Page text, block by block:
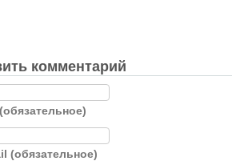
комментарий
(обязательное)